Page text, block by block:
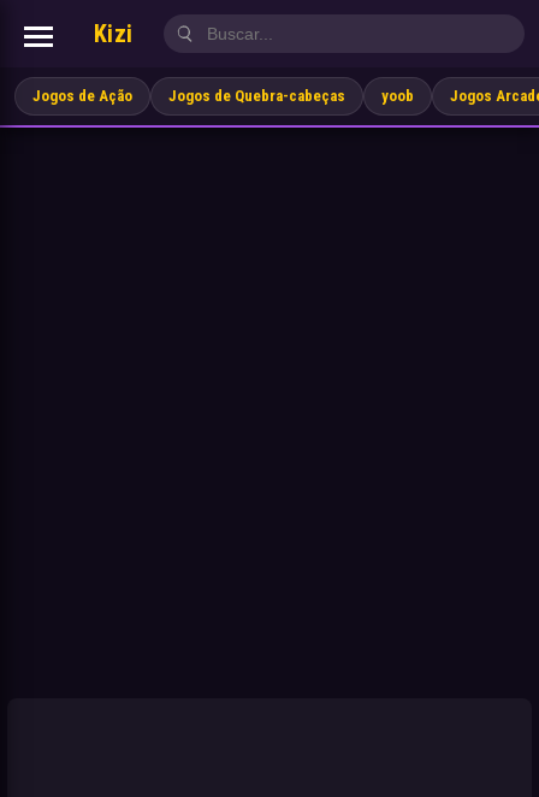
Kizi
Jogos de Ação Jogos de Quebra-cabeças yoob Jogos